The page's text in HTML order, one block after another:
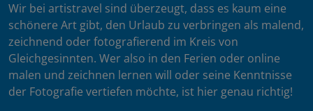
Wir bei artistravel sind überzeugt, dass es kaum eine
schönere Art gibt, den Urlaub zu verbringen als malend,
zeichnend oder fotografierend im Kreis von
Gleichgesinnten. Wer also in den Ferien oder online
malen und zeichnen lernen will oder seine Kenntnisse
der Fotografie vertiefen möchte, ist hier genau richtig!